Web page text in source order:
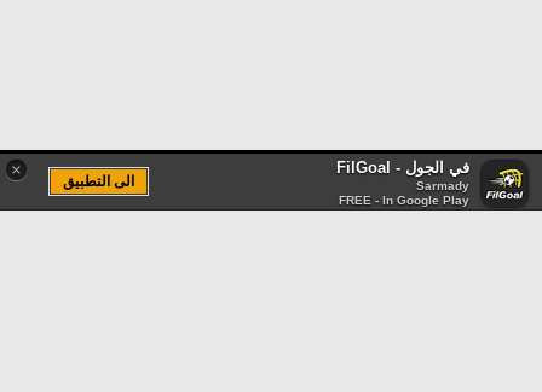
× في الجول - FilGoal
Sarmady
FREE - In Google Play
الى التطبيق